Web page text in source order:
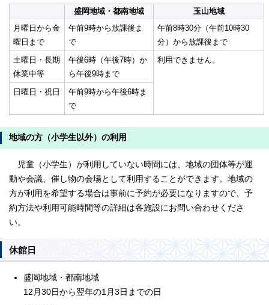
盛岡地域・都南地域
玉山地域
月曜日から金
曜日まで
午前9時から放課後ま
で
午前8時30分（午前10時30
分）から放課後まで
土曜日・長期
休業中等
午後6時（午後7時）か
ら午後9時まで
利用できません。
日曜日・祝日
午前9時から午後6時ま
で
地域の方（小学生以外）の利用
児童（小学生）が利用していない時間には、地域の団体等が運
動や会議、催し物の会場として利用することができます。地域の
方が利用を希望する場合は事前に予約が必要になりますので、予
約方法や利用可能時間等の詳細は各施設にお問い合わせくださ
い。
休館日
盛岡地域・都南地域
12月30日から翌年の1月3日までの日